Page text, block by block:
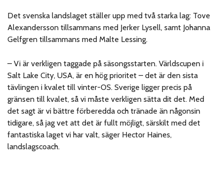
Det svenska landslaget ställer upp med två starka lag: Tove
Alexandersson tillsammans med Jerker Lysell, samt Johanna
Gelfgren tillsammans med Malte Lessing.
– Vi är verkligen taggade på säsongsstarten. Världscupen i
Salt Lake City, USA, är en hög prioritet – det är den sista
tävlingen i kvalet till vinter-OS. Sverige ligger precis på
gränsen till kvalet, så vi måste verkligen sätta dit det. Med
det sagt är vi bättre förberedda och tränade än någonsin
tidigare, så jag vet att det är fullt möjligt, särskilt med det
fantastiska laget vi har valt, säger Hector Haines,
landslagscoach.